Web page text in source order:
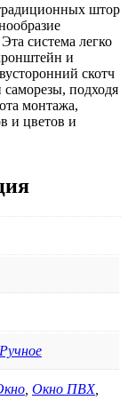
штор
система легко
и
скотч
подходя
монтажа,
и цветов и
Ручное
Окно ПВХ,